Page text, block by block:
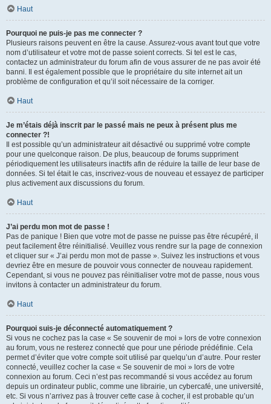
Haut
Pourquoi ne puis-je pas me connecter ?
Plusieurs raisons peuvent en être la cause. Assurez-vous avant tout que votre
nom d’utilisateur et votre mot de passe soient corrects. Si tel est le cas,
contactez un administrateur du forum afin de vous assurer de ne pas avoir été
banni. Il est également possible que le propriétaire du site internet ait un
problème de configuration et qu’il soit nécessaire de la corriger.
Haut
Je m’étais déjà inscrit par le passé mais ne peux à présent plus me
connecter ?!
Il est possible qu’un administrateur ait désactivé ou supprimé votre compte
pour une quelconque raison. De plus, beaucoup de forums suppriment
périodiquement les utilisateurs inactifs afin de réduire la taille de leur base de
données. Si tel était le cas, inscrivez-vous de nouveau et essayez de participer
plus activement aux discussions du forum.
Haut
J’ai perdu mon mot de passe !
Pas de panique ! Bien que votre mot de passe ne puisse pas être récupéré, il
peut facilement être réinitialisé. Veuillez vous rendre sur la page de connexion
et cliquer sur « J’ai perdu mon mot de passe ». Suivez les instructions et vous
devriez être en mesure de pouvoir vous connecter de nouveau rapidement.
Cependant, si vous ne pouvez pas réinitialiser votre mot de passe, nous vous
invitons à contacter un administrateur du forum.
Haut
Pourquoi suis-je déconnecté automatiquement ?
Si vous ne cochez pas la case « Se souvenir de moi » lors de votre connexion
au forum, vous ne resterez connecté que pour une période prédéfinie. Cela
permet d’éviter que votre compte soit utilisé par quelqu’un d’autre. Pour rester
connecté, veuillez cocher la case « Se souvenir de moi » lors de votre
connexion au forum. Ceci n’est pas recommandé si vous accédez au forum
depuis un ordinateur public, comme une librairie, un cybercafé, une université,
etc. Si vous n’arrivez pas à trouver cette case à cocher, il est probable qu’un